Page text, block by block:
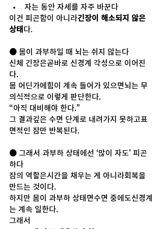
자는 동안 자세를 자주 바꾼다
이건 피곤함이 아니라긴장이 해소되지 않은
상태 다.
● 몸이 과부하일 때 뇌는 쉬지 않는다
신체 긴장은곧바로 신경계 각성으로 이어진
다.
몸 어딘가에힘이 계속 들어가 있으면뇌는 무
의식적으로 이렇게 판단한다.
“아직 대비해야 한다.”
그 결과깊은 수면 단계로 내려가지 못하고표
면적인 잠만 반복된다.
● 그래서 과부하 상태에선 ‘많이 자도’ 피곤
하다
잠의 역할은시간을 채우는 게 아니라회복을
만드는 것이다.
하지만 몸이 과부하 상태면수면 중에도신경계
는 계속 일한다.
그래서